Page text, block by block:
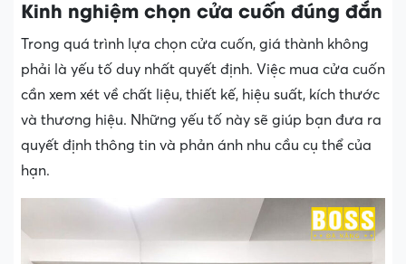
Kinh nghiệm chọn cửa cuốn đúng đắn
Trong quá trình lựa chọn cửa cuốn, giá thành không
phải là yếu tố duy nhất quyết định. Việc mua cửa cuốn
cần xem xét về chất liệu, thiết kế, hiệu suất, kích thước
và thương hiệu. Những yếu tố này sẽ giúp bạn đưa ra
quyết định thông tin và phản ánh nhu cầu cụ thể của
hạn.